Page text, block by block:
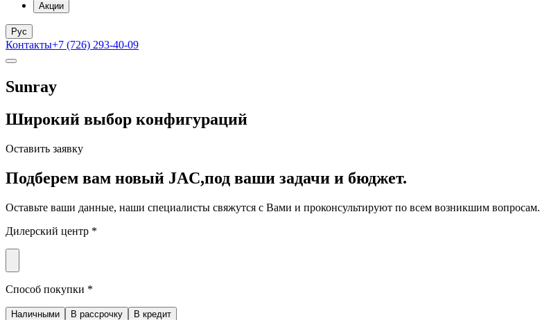
Акции
Рус
Контакты+7 (726) 293-40-09
Sunray
Широкий выбор конфигураций
Оставить заявку
Подберем вам новый JAC,под ваши задачи и бюджет.
Оставьте ваши данные, наши специалисты свяжутся с Вами и проконсультируют по всем возникшим вопросам.
Дилерский центр *
Способ покупки *
Наличными В рассрочку В кредит